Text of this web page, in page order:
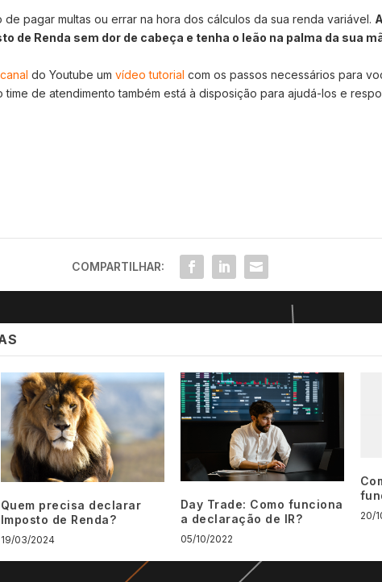
pagar multas ou errar na hora dos cálculos da sua renda variável.
de Renda sem dor de cabeça e tenha o leão na palma da sua
canal do Youtube um vídeo tutorial com os passos necessários para
time de atendimento também está à disposição para ajudá-los e
COMPARTILHAR:
Quem precisa declarar
Imposto de Renda?
19/03/2024
Day Trade: Como funciona
a declaração de IR?
05/10/2022
20/